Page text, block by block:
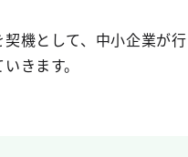
機として、中小企業が
きます。